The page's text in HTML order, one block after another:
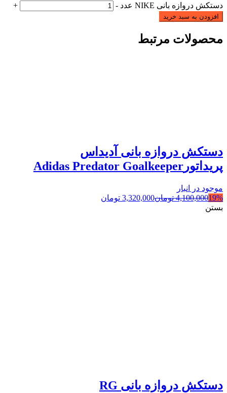
دستکش دروازه بانی NIKE عدد
-
+
افزودن به سبد خرید
محصولات مرتبط
دستکش دروازه بانی آدیداس
پریداتورAdidas Predator Goalkeeper
موجود در انبار
19%
4,100,000 تومان3,320,000 تومان
بستن
دستکش دروازه بانی RG